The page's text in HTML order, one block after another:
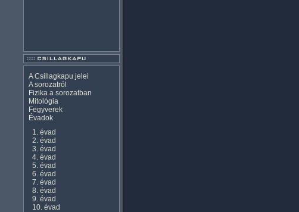
A Csillagkapu jelei
A sorozatról
Fizika a sorozatban
Mitológia
Fegyverek
Évadok
1. évad
2. évad
3. évad
4. évad
5. évad
6. évad
7. évad
8. évad
9. évad
10. évad